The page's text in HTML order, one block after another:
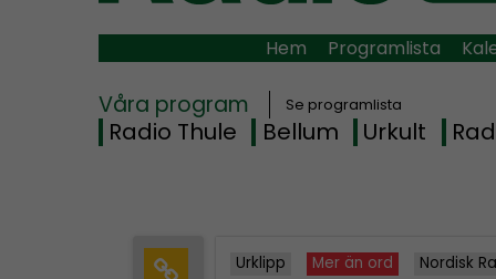
Hem Programlista
Våra program Se programlista
Radio Thule Bellum Urkult
Urklipp Mer än ord Nordisk